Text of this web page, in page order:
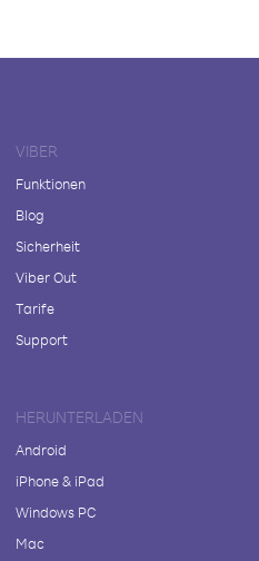
VIBER
Funktionen
Blog
Sicherheit
Viber Out
Tarife
Support
HERUNTERLADEN
Android
iPhone & iPad
Windows PC
Mac